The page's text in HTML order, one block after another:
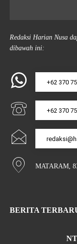
Redaksi Harian Nusa
dibawah ini:
+62 370
+62 370
MATARAM,
BERITA